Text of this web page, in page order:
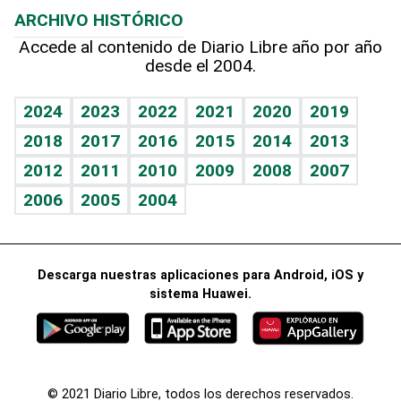
Hablando con el pediatra
Vida y familia
Eñe
Celebrando la vida
Sin complejos
En pocas palabras
Escuchando al corazón
Economía Personal
Línea de hit
TBT Deportivo
Más firmas
Hecho en casa
Guía del dinero
Cumpleaños
Horóscopos
Crucigramas
ARCHIVO HISTÓRICO
Accede al contenido de Diario Libre año por año
desde el 2004.
2024 2023 2022 2021 2020
2019
2018
2017 2016 2015 2014
2013
2012
2011 2010 2009 2008
2007
2006
2005 2004
Descarga nuestras aplicaciones para Android, iOS y
sistema Huawei.
© 2021 Diario Libre, todos los derechos reservados.